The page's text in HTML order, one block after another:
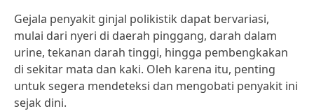
Gejala penyakit ginjal polikistik dapat bervariasi,
mulai dari nyeri di daerah pinggang, darah dalam
urine, tekanan darah tinggi, hingga pembengkakan
di sekitar mata dan kaki. Oleh karena itu, penting
untuk segera mendeteksi dan mengobati penyakit ini
sejak dini.